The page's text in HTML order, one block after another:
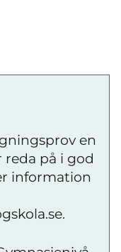
en
på i god
information